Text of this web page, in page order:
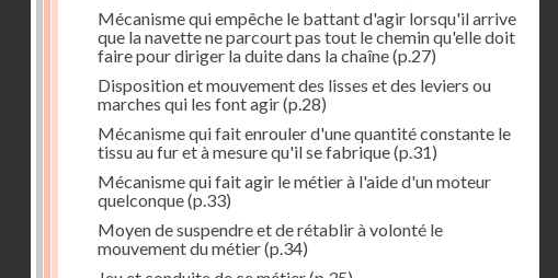
Mécanisme qui empêche le battant d'agir lorsqu'il arrive
que la navette ne parcourt pas tout le chemin qu'elle doit
faire pour diriger la duite dans la chaîne(p.27)
Disposition et mouvement des lisses et des leviers ou
marches qui les font agir(p.28)
Mécanisme qui fait enrouler d'une quantité constante le
tissu au fur et à mesure qu'il se fabrique(p.31)
Mécanisme qui fait agir le métier à l'aide d'un moteur
quelconque(p.33)
Moyen de suspendre et de rétablir à volonté le
mouvement du métier(p.34)